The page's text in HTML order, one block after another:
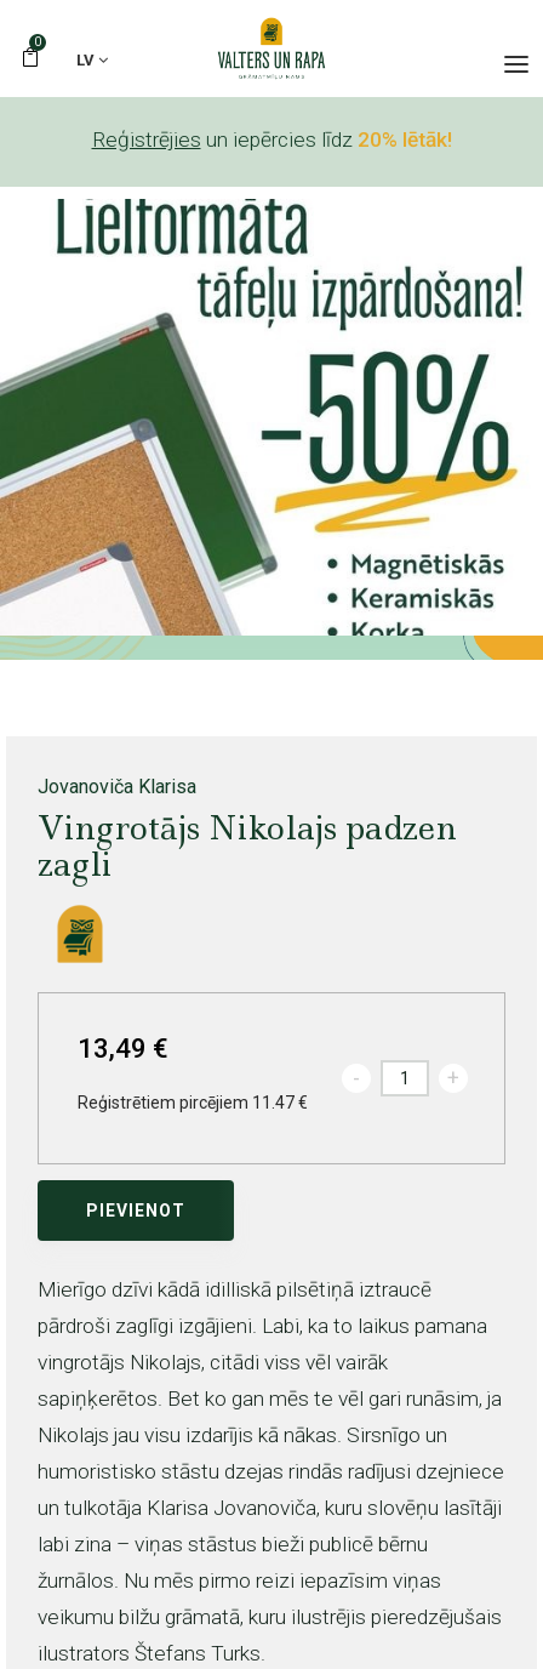
0
LV
Reģistrējies un iepērcies līdz 20% lētāk!
Jovanoviča Klarisa
Vingrotājs Nikolajs padzen
zagli
13,49 €
Reģistrētiem pircējiem 11.47 €
- +
PIEVIENOT
Mierīgo dzīvi kādā idilliskā pilsētiņā iztraucē
pārdroši zaglīgi izgājieni. Labi, ka to laikus pamana
vingrotājs Nikolajs, citādi viss vēl vairāk
sapiņķerētos. Bet ko gan mēs te vēl gari runāsim, ja
Nikolajs jau visu izdarījis kā nākas. Sirsnīgo un
humoristisko stāstu dzejas rindās radījusi dzejniece
un tulkotāja Klarisa Jovanoviča, kuru slovēņu lasītāji
labi zina – viņas stāstus bieži publicē bērnu
žurnālos. Nu mēs pirmo reizi iepazīsim viņas
veikumu bilžu grāmatā, kuru ilustrējis pieredzējušais
ilustrators Štefans Turks.